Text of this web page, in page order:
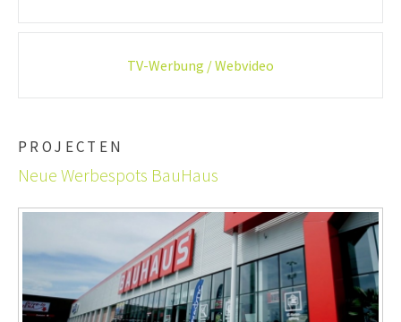
TV-Werbung / Webvideo
PROJECTEN
Neue Werbespots BauHaus